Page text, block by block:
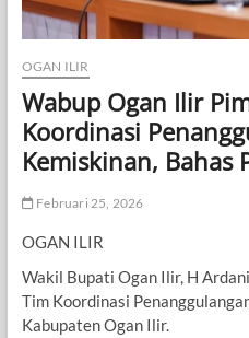
OGAN ILIR
Wabup Ogan Ilir
Koordinasi
Kemiskinan, Bahas
Februari 25, 2026
OGAN ILIR
Wakil Bupati Ogan Ilir, H
Tim Koordinasi
Kabupaten Ogan Ilir.